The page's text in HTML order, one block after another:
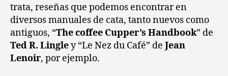
trata, reseñas que podemos encontrar en
diversos manuales de cata, tanto nuevos como
antiguos, “The coffee Cupper’s Handbook” de
Ted R. Lingley “Le Nez du Café” de Jean
Lenoir, por ejemplo.